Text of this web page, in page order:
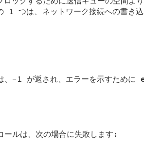
1 つは、ネットワーク接続への書き
、-1 が返され、エラーを示すために
ルは、次の場合に失敗します: